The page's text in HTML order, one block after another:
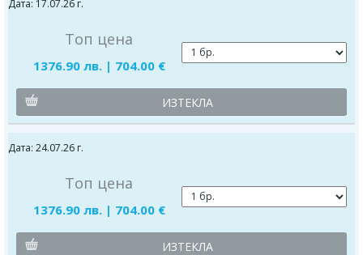
Дата: 17.07.26 г.
Топ цена
1376.90 лв. | 704.00 €
ИЗТЕКЛА
Дата: 24.07.26 г.
Топ цена
1376.90 лв. | 704.00 €
ИЗТЕКЛА